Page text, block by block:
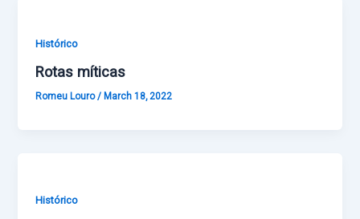
Histórico
Rotas míticas
Romeu Louro/ March 18, 2022
Histórico